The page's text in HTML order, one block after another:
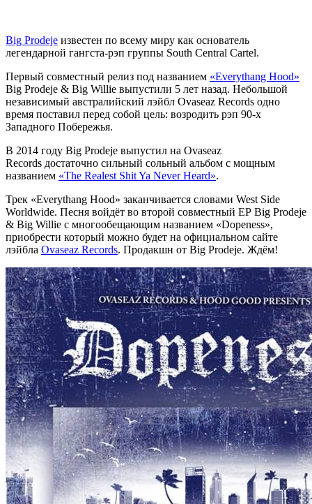
Big Prodeje известен по всему миру как основатель
легендарной гангста-рэп группы South Central Cartel.
Первый совместный релиз под названием «Everythang Hood»
Big Prodeje & Big Willie выпустили 5 лет назад. Небольшой
независимый австралийский лэйбл Ovaseaz Records одно
время поставил перед собой цель: возродить рэп 90-х
Западного Побережья.
В 2014 году Big Prodeje выпустил на Ovaseaz
Records достаточно сильный сольный альбом с мощным
названием «The Realest Shit Ya Never Heard».
Трек «Everythang Hood» заканчивается словами West Side
Worldwide. Песня войдёт во второй совместный EP Big Prodeje
& Big Willie с многообещающим названием «Dopeness»,
приобрести который можно будет на официальном сайте
лэйбла Ovaseaz Records. Продакшн от Big Prodeje. Ждём!